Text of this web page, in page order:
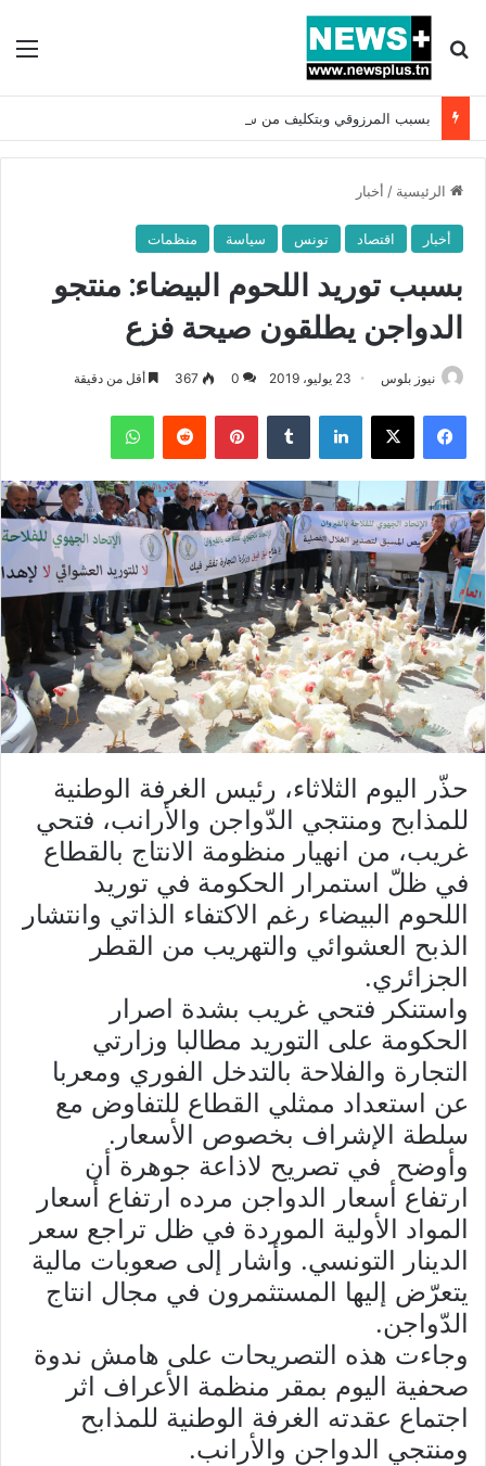
بحث عن
الرئيسية / أخبار
أخبار اقتصاد تونس سياسة منظمات
بسبب توريد اللحوم البيضاء: منتجو
الدواجن يطلقون صيحة فزع
نيوز بلوس 23 يوليو، 2019 0
367 أقل من دقيقة
فيسبوك X لينكدإن بينتيريست واتساب
حذّر اليوم الثلاثاء، رئيس الغرفة الوطنية
للمذابح ومنتجي الدّواجن والأرانب، فتحي
غريب، من انهيار منظومة الانتاج بالقطاع
في ظلّ استمرار الحكومة في توريد
اللحوم البيضاء رغم الاكتفاء الذاتي وانتشار
الذبح العشوائي والتهريب من القطر
الجزائري.
واستنكر فتحي غريب بشدة اصرار
الحكومة على التوريد مطالبا وزارتي
التجارة والفلاحة بالتدخل الفوري ومعربا
عن استعداد ممثلي القطاع للتفاوض مع
سلطة الإشراف بخصوص الأسعار.
وأوضح في تصريح لاذاعة جوهرة أن
ارتفاع أسعار الدواجن مرده ارتفاع أسعار
المواد الأولية الموردة في ظل تراجع سعر
الدينار التونسي. وأشار إلى صعوبات مالية
يتعرّض إليها المستثمرون في مجال انتاج
الدّواجن.
وجاءت هذه التصريحات على هامش ندوة
صحفية اليوم بمقر منظمة الأعراف اثر
اجتماع عقدته الغرفة الوطنية للمذابح
ومنتجي الدواجن والأرانب.